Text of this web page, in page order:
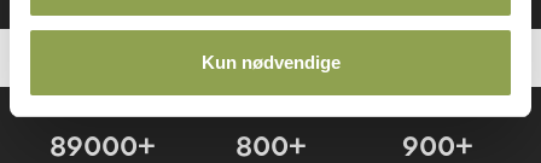
Kun nødvendige
89000+ 800+ 900+